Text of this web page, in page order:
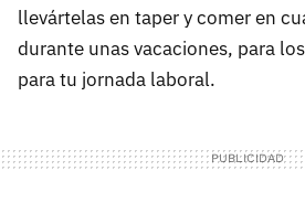
llevártelas en taper y comer en
durante unas vacaciones, para
para tu jornada laboral.